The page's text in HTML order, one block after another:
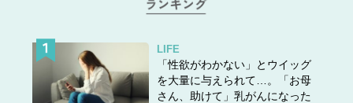
LIFE
「性欲がわかない」とウイッグ
を大量に与えられて…。「お母
さん、助けて」乳がんになった